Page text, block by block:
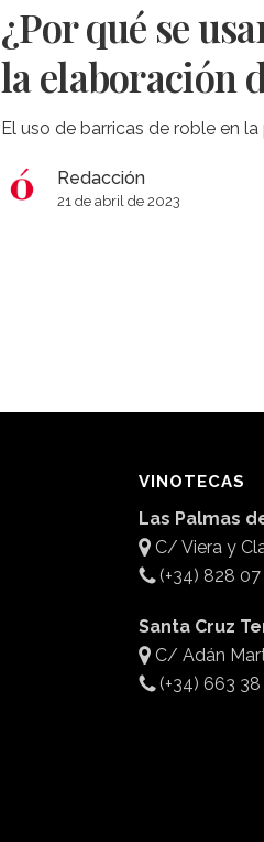
¿Por qué se
la elaboración
El uso de barricas de roble en
Redacción
21 de abril de 2023
VINOTECAS
Las Palmas
C/ Viera y
(+34) 828 07
Santa Cruz
C/ Adán
(+34) 663